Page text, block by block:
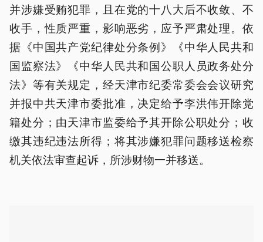
并涉嫌受贿犯罪，且在党的十八大后不收敛、不
收手，性质严重，影响恶劣，应予严肃处理。依
据《中国共产党纪律处分条例》《中华人民共和
国监察法》《中华人民共和国公职人员政务处分
法》等有关规定，经天津市纪委常委会会议研究
并报中共天津市委批准，决定给予李洪伟开除党
籍处分；由天津市监委给予其开除公职处分；收
缴其违纪违法所得；将其涉嫌犯罪问题移送检察
机关依法审查起诉，所涉财物一并移送。